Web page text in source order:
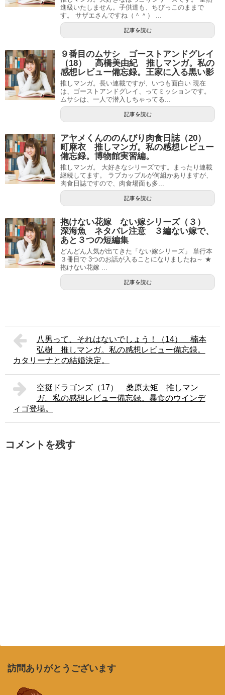
進級いたしません。子供達も、ちびっこのままで
す。 サザエさんですね（＾＾） ...
記事を読む
９番目のムサシ ゴーストアンドグレイ
（18） 高橋美由紀 推しマンガ。私の
感想レビュー備忘録。王家に入る黒い影
推しマンガ。長い連載ですが、いつも面白い 現在
は、ゴーストアンドグレイ、ってミッションです。
ムサシは、一人で潜入しちゃってる...
記事を読む
アヤメくんののんびり肉食日誌（20）
町麻衣 推しマンガ。私の感想レビュー
備忘録。博物館実習編。
推しマンガ。 大好きなシリーズです。まったり連載
継続してます。 ラブカップルが何組かありますが、
肉食日誌ですので、肉食場面も多...
記事を読む
抱けない花嫁 ない嫁シリーズ（３）
深海魚 ネタバレ注意 ３編ない嫁で、
あと３つの短編集
どんどん人気が出てきた「ない嫁シリーズ」 単行本
３冊目で 3つのお話が入ることになりましたね～ ★
抱けない花嫁 ...
記事を読む
八男って、それはないでしょう！（14） 楠本
弘樹 推しマンガ。私の感想レビュー備忘録。
カタリーナとの結婚決定。
空挺ドラゴンズ（17） 桑原太矩 推しマン
ガ。私の感想レビュー備忘録。暴食のウインデ
ィゴ登場。
コメントを残す
訪問ありがとうございます